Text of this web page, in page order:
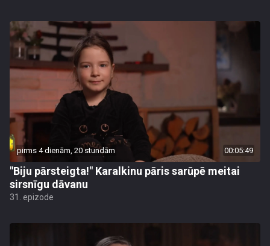
pirms 4 dienām, 20 stundām 00:05:49
"Biju pārsteigta!" Karalkinu pāris sarūpē meitai
sirsnīgu dāvanu
31. epizode